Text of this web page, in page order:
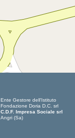
Ente Gestore dell'Istituto
Fondazione Doria D.C. srl
C.D.F. Impresa Sociale srl
Angri (Sa)